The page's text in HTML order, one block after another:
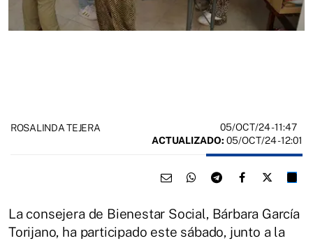
ROSALINDA TEJERA 05/OCT/24- 11:47
ACTUALIZADO: 05/OCT/24 - 12:01
La consejera de Bienestar Social, Bárbara García
Torijano, ha participado este sábado, junto a la